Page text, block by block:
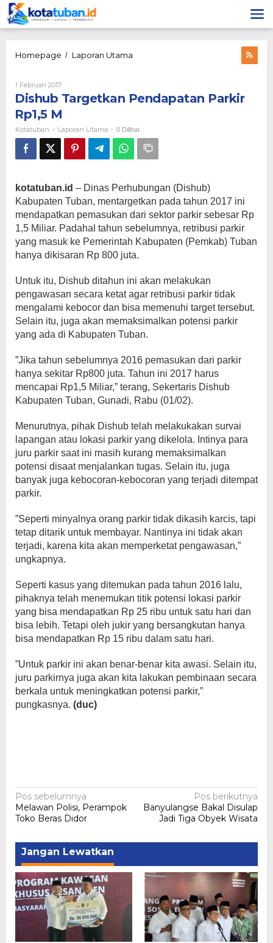
Lewati
ke
konten
Homepage / Laporan Utama
Rp1,5
1 Februari 2017Oleh
Kotatuban
Dishub Targetkan Pendapatan Parkir
Rp1,5 M
Kotatuban - Laporan Utama - 0 Dilihat
kotatuban.id – Dinas Perhubungan (Dishub)
Kabupaten Tuban, mentargetkan pada tahun 2017 ini
mendapatkan pemasukan dari sektor parkir sebesar Rp
1,5 Miliar. Padahal tahun sebelumnya, retribusi parkir
yang masuk ke Pemerintah Kabupaten (Pemkab) Tuban
hanya dikisaran Rp 800 juta.
Untuk itu, Dishub ditahun ini akan melakukan
pengawasan secara ketat agar retribusi parkir tidak
mengalami kebocor dan bisa memenuhi target tersebut.
Selain itu, juga akan memaksimalkan potensi parkir
yang ada di Kabupaten Tuban.
”Jika tahun sebelumnya 2016 pemasukan dari parkir
hanya sekitar Rp800 juta. Tahun ini 2017 harus
mencapai Rp1,5 Miliar,” terang, Sekertaris Dishub
Kabupaten Tuban, Gunadi, Rabu (01/02).
Menurutnya, pihak Dishub telah melakukakan survai
lapangan atau lokasi parkir yang dikelola. Intinya para
juru parkir saat ini masih kurang memaksimalkan
potensi disaat menjalankan tugas. Selain itu, juga
banyak juga kebocoran-kebocoran yang terjadi ditempat
parkir.
”Seperti minyalnya orang parkir tidak dikasih karcis, tapi
tetap ditarik untuk membayar. Nantinya ini tidak akan
terjadi, karena kita akan memperketat pengawasan,”
ungkapnya.
Seperti kasus yang ditemukan pada tahun 2016 lalu,
pihaknya telah menemukan titik potensi lokasi parkir
yang bisa mendapatkan Rp 25 ribu untuk satu hari dan
bisa lebih. Tetapi oleh jukir yang bersangkutan hanya
bisa mendapatkan Rp 15 ribu dalam satu hari.
”Untuk parkir ini akan benar-benar kita awasi. Selain itu,
juru parkirnya juga akan kita lakukan pembinaan secara
berkala untuk meningkatkan potensi parkir,”
pungkasnya. (duc)
Navigasi
pos
Pos sebelumnya
Melawan Polisi, Perampok
Toko Beras Didor
Pos berikutnya
Banyulangse Bakal Disulap
Jadi Tiga Obyek Wisata
Jangan Lewatkan